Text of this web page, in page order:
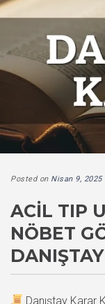
Posted on Nisan 9, 2025
ACIL TIP
NÖBET
Danıştay Karar